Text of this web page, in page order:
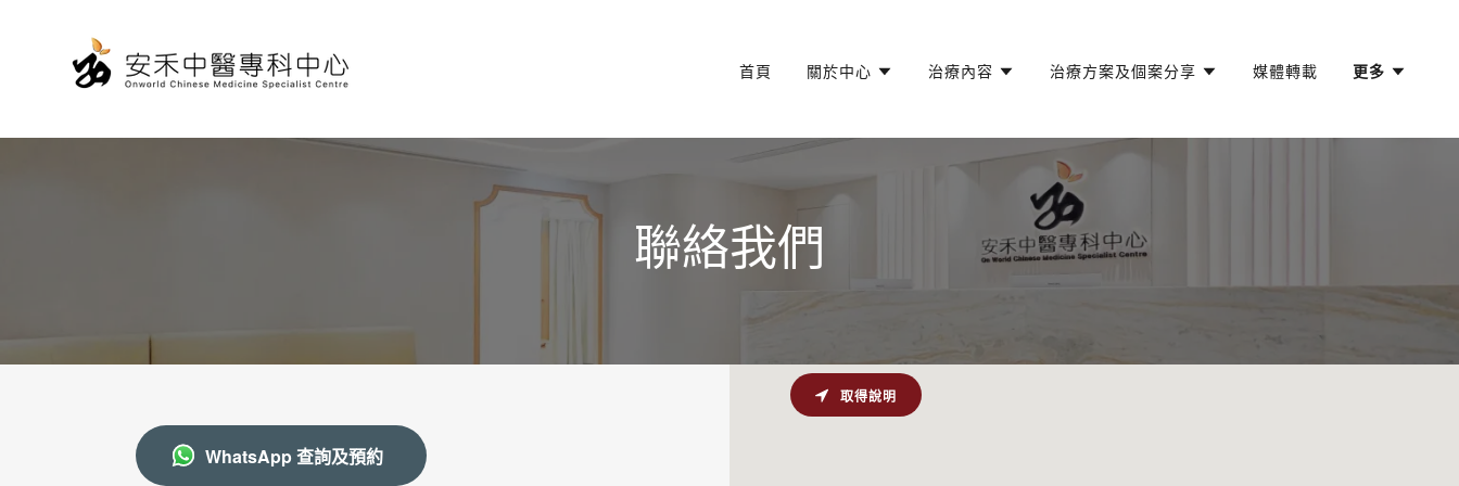
首頁 關於中心 治療內容 治療方案及個案分享 媒體轉載 更多
聯絡我們
WhatsApp 查詢及預約
取得說明